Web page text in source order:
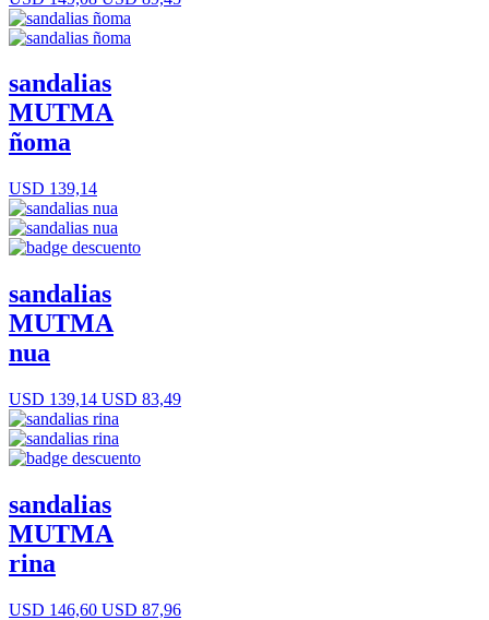
sandalias
MUTMA
ñoma
USD 139,14
sandalias
MUTMA
nua
USD 139,14 USD 83,49
sandalias
MUTMA
rina
USD 146,60 USD 87,96